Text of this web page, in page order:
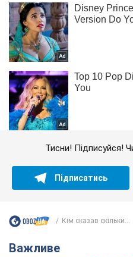
Тисни! Підписуйся!
Підписатись
Кім сказав скільки...
Важливе